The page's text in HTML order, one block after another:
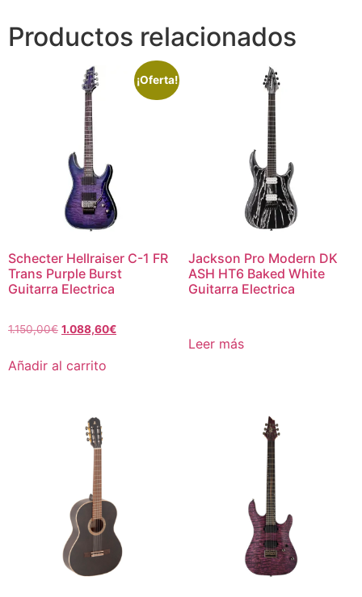
Productos relacionados
¡Oferta!
Schecter Hellraiser C-1 FR
Trans Purple Burst
Guitarra Electrica
1.150,00€ 1.088,60€
Añadir al carrito
Jackson Pro Modern DK
ASH HT6 Baked White
Guitarra Electrica
Leer más